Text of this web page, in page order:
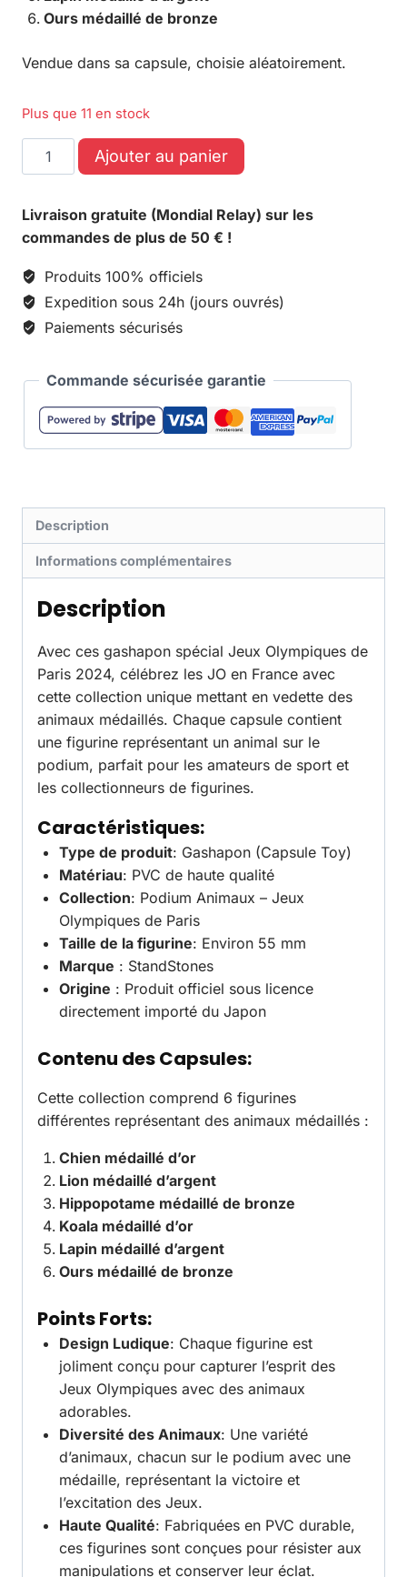
Ours médaillé de bronze
Vendue dans sa capsule, choisie aléatoirement.
Plus que 11 en stock
Ajouter au panier
Livraison gratuite (Mondial Relay) sur les
commandes de plus de 50 € !
Produits 100% officiels
Expedition sous 24h (jours ouvrés)
Paiements sécurisés
Commande sécurisée garantie
Description
Informations complémentaires
Description
Avec ces gashapon spécial Jeux Olympiques de
Paris 2024, célébrez les JO en France avec
cette collection unique mettant en vedette des
animaux médaillés. Chaque capsule contient
une figurine représentant un animal sur le
podium, parfait pour les amateurs de sport et
les collectionneurs de figurines.
Caractéristiques:
Type de produit: Gashapon (Capsule Toy)
Matériau: PVC de haute qualité
Collection: Podium Animaux – Jeux
Olympiques de Paris
Taille de la figurine: Environ 55 mm
Marque : StandStones
Origine : Produit officiel sous licence
directement importé du Japon
Contenu des Capsules:
Cette collection comprend 6 figurines
différentes représentant des animaux médaillés :
Chien médaillé d’or
Lion médaillé d’argent
Hippopotame médaillé de bronze
Koala médaillé d’or
Lapin médaillé d’argent
Ours médaillé de bronze
Points Forts:
Design Ludique: Chaque figurine est
joliment conçu pour capturer l’esprit des
Jeux Olympiques avec des animaux
adorables.
Diversité des Animaux: Une variété
d’animaux, chacun sur le podium avec une
médaille, représentant la victoire et
l’excitation des Jeux.
Haute Qualité: Fabriquées en PVC durable,
ces figurines sont conçues pour résister aux
manipulations et conserver leur éclat.